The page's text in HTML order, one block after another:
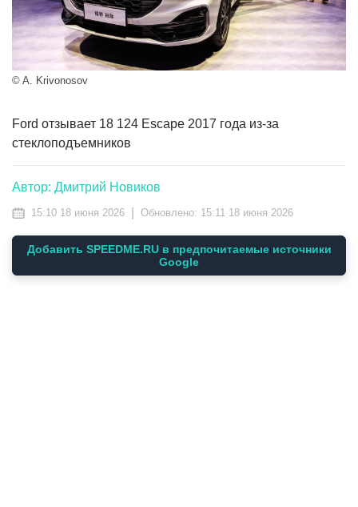
© A. Krivonosov
Ford отзывает 18 124 Escape 2017 года из-за
стеклоподъемников
Автор: Дмитрий Новиков
15:10 18 июня 2026 Обновлено: 15:11 18 июня 2026
Добавить SPEEDME.RU в предпочитаемые источники
Google